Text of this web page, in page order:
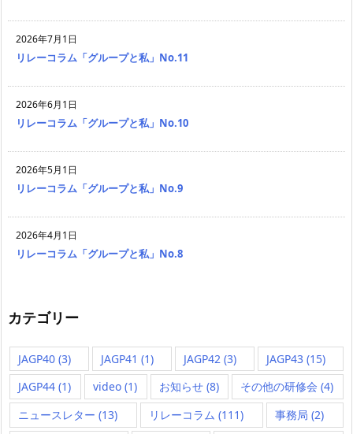
2026年7月1日
リレーコラム「グループと私」No.11
2026年6月1日
リレーコラム「グループと私」No.10
2026年5月1日
リレーコラム「グループと私」No.9
2026年4月1日
リレーコラム「グループと私」No.8
カテゴリー
JAGP40 (3) JAGP41 (1) JAGP42 (3) JAGP43 (15)
JAGP44 (1) video(1) お知らせ(8) その他の研修会 (4)
ニュースレター (13) リレーコラム (111) 事務局 (2)